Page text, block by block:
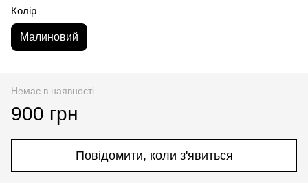
Колір
Малиновий
Немає в наявності
900 грн
Повідомити, коли з'явиться